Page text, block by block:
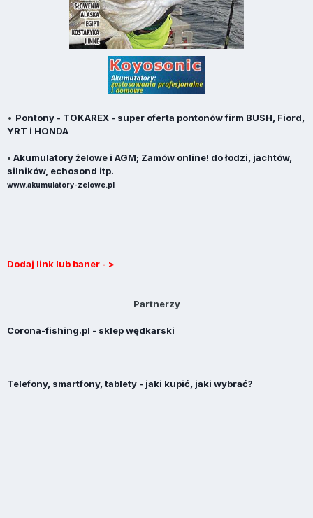
• Pontony - TOKAREX - super oferta pontonów firm BUSH, Fiord,
YRT i HONDA
• Akumulatory żelowe i AGM; Zamów online! do łodzi, jachtów,
silników, echosond itp.
www.akumulatory-zelowe.pl
Dodaj link lub baner - >
Partnerzy
Corona-fishing.pl - sklep wędkarski
Telefony, smartfony, tablety - jaki kupić, jaki wybrać?